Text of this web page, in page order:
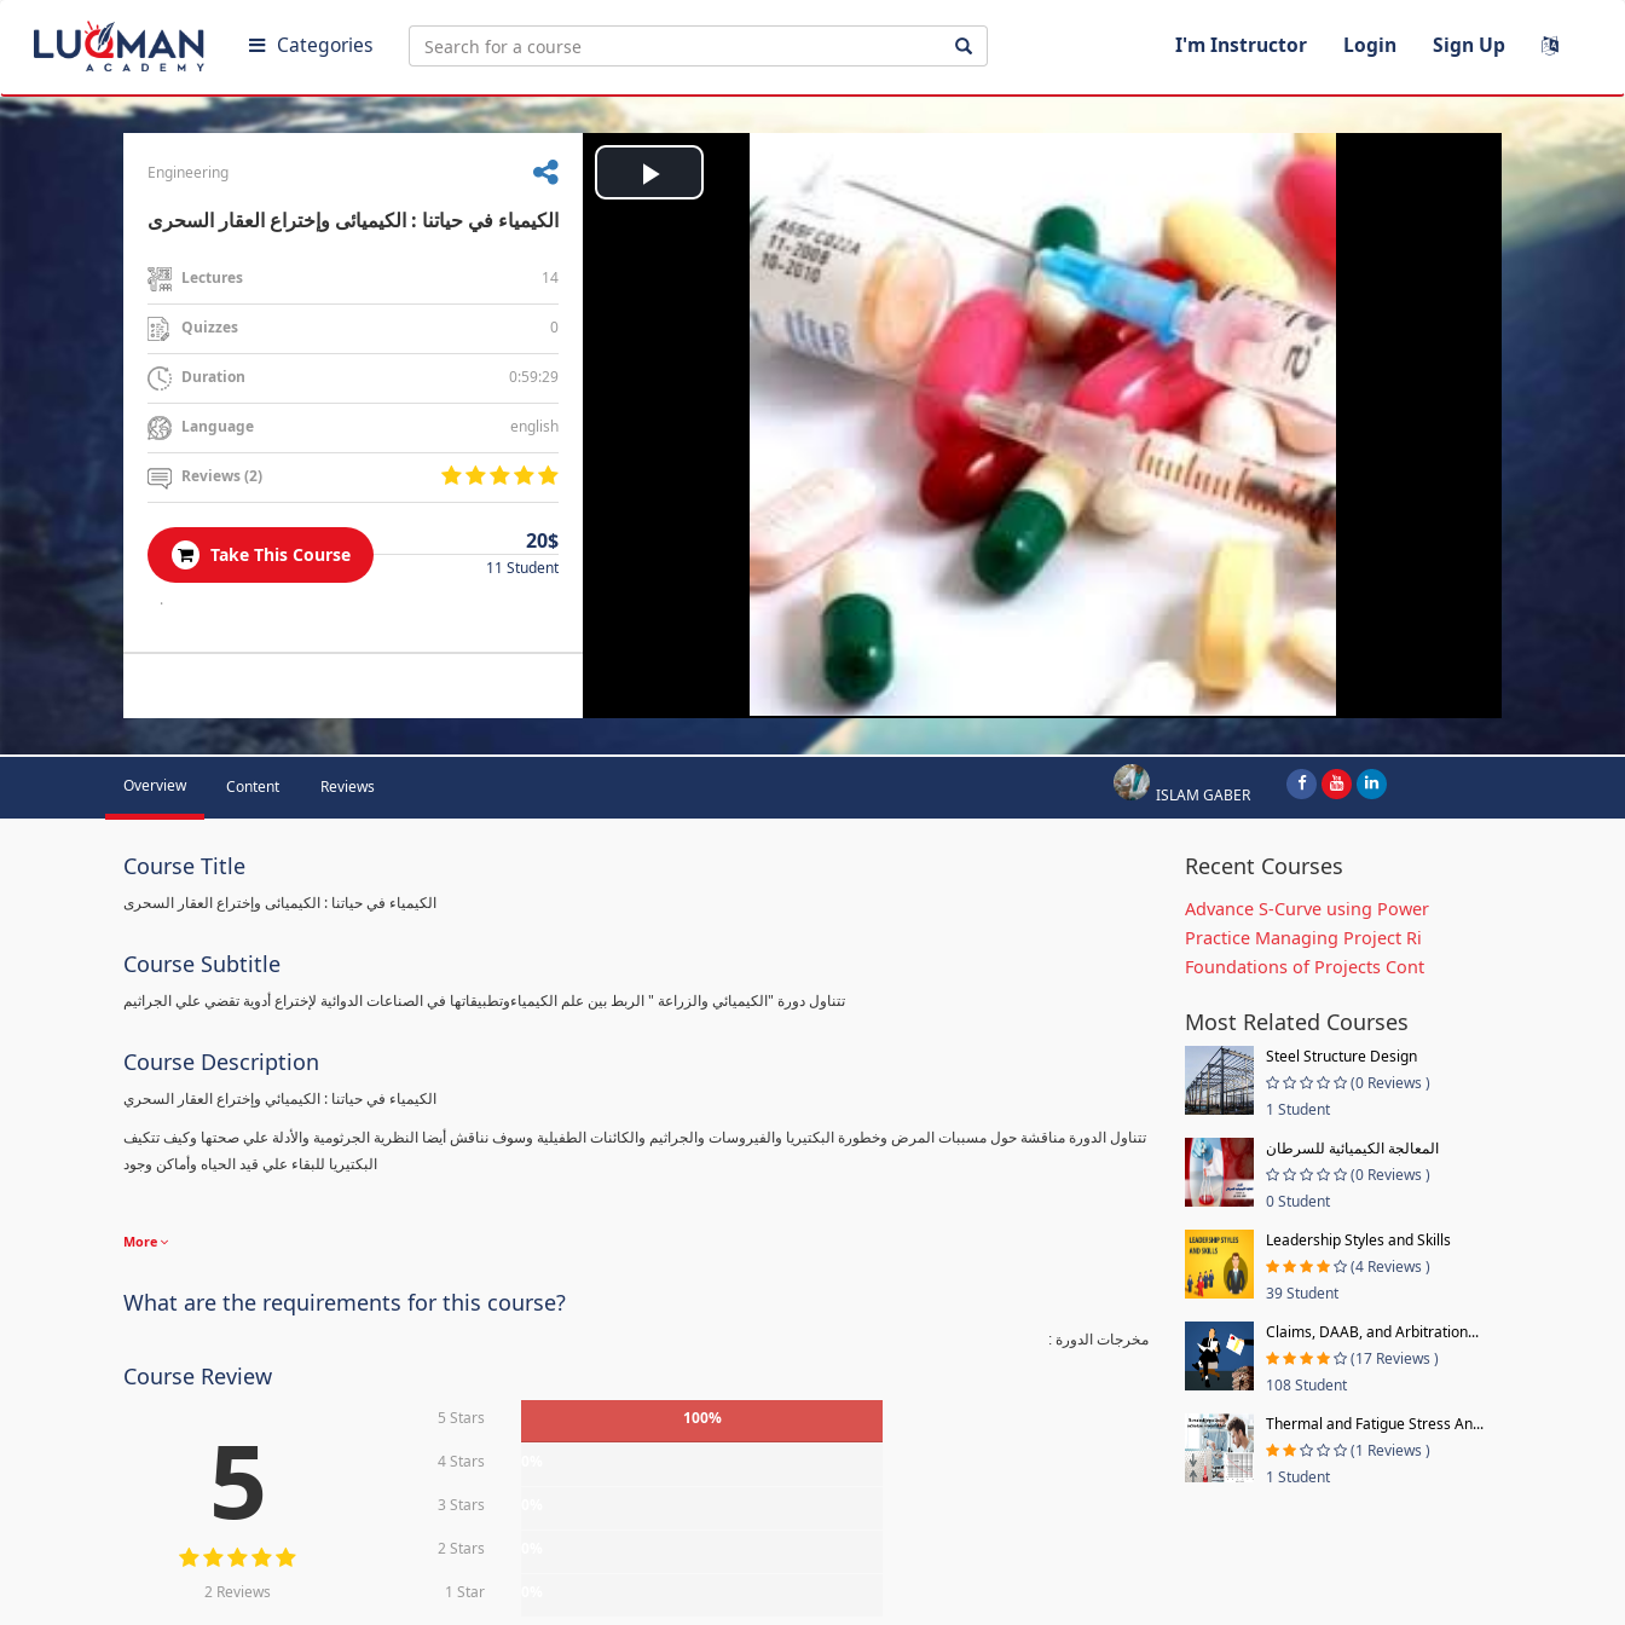
Categories I'm Instructor Login Sign Up
Engineering
الكيمياء في حياتنا : الكيميائى وإختراع العقار السحرى
Lectures 14
Quizzes 0
Duration 0:59:29
Language english
Reviews (2)
Take This Course
20$
11 Student
.
Play
Overview Content Reviews ISLAM GABER
Course Title
الكيمياء في حياتنا : الكيميائى وإختراع العقار السحرى
Course Subtitle
تتناول دورة "الكيميائي والزراعة " الربط بين علم الكيمياءوتطبيقاتها في الصناعات الدوائية لإختراع أدوية تقضي علي الجراثيم
Course Description
الكيمياء في حياتنا : الكيميائي وإختراع العقار السحري
تتناول الدورة مناقشة حول مسببات المرض وخطورة البكتيريا والفيروسات والجراثيم والكائنات الطفيلية وسوف نناقش أيضا النظرية الجرثومية والأدلة علي صحتها وكيف تتكيف
البكتيريا للبقاء علي قيد الحياه وأماكن وجود
More
What are the requirements for this course?
مخرجات الدورة :
Course Review
5
2 Reviews
5 Stars 100%
4 Stars
3 Stars
2 Stars
1 Star
Recent Courses
Advance S-Curve using Power
Practice Managing Project Ri
Foundations of Projects Cont
Most Related Courses
Steel Structure Design
(0 Reviews )
1 Student
المعالجة الكيميائية للسرطان
(0 Reviews )
0 Student
Leadership Styles and Skills
(4 Reviews )
39 Student
Claims, DAAB, and Arbitration...
(17 Reviews )
108 Student
Thermal and Fatigue Stress An...
(1 Reviews )
1 Student